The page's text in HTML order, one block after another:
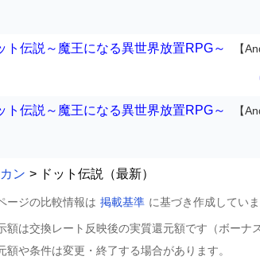
ト伝説～魔王になる異世界放置RPG～ 【
ト伝説～魔王になる異世界放置RPG～ 【
ン > ドット伝説（最新）
ージの比較情報は 掲載基準 に基づき作成していま
額は交換レート反映後の実質還元額です（ボーナ
額や条件は変更・終了する場合があります。